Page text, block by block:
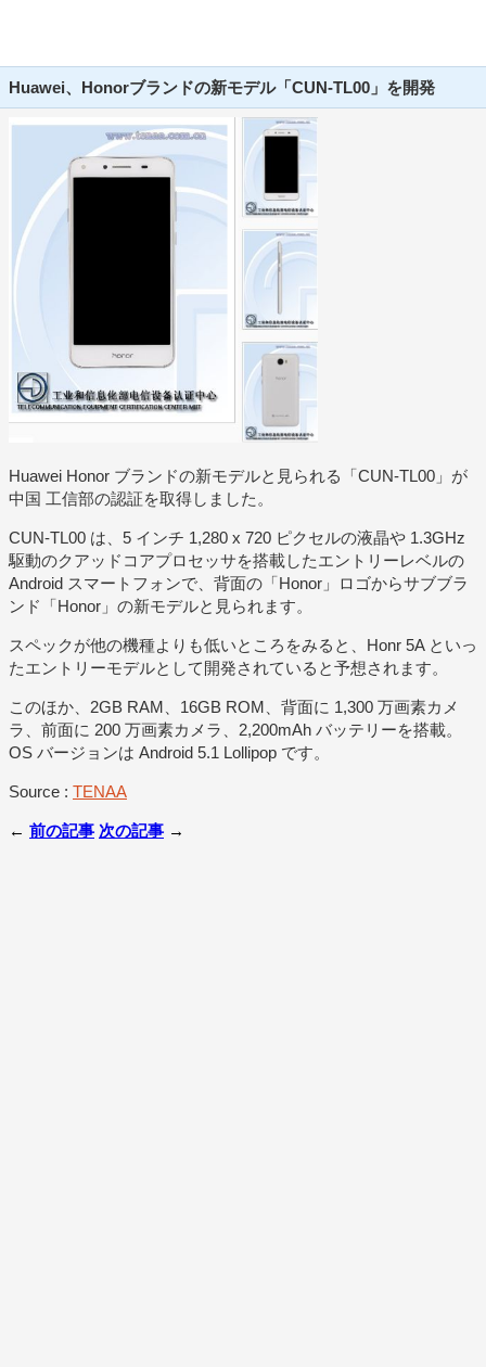
Huawei、Honorブランドの新モデル「CUN-TL00」を開発
Huawei Honor ブランドの新モデルと見られる「CUN-TL00」が
中国 工信部の認証を取得しました。
CUN-TL00 は、5 インチ 1,280 x 720 ピクセルの液晶や 1.3GHz
駆動のクアッドコアプロセッサを搭載したエントリーレベルの
Android スマートフォンで、背面の「Honor」ロゴからサブブラ
ンド「Honor」の新モデルと見られます。
スペックが他の機種よりも低いところをみると、Honr 5A といっ
たエントリーモデルとして開発されていると予想されます。
このほか、2GB RAM、16GB ROM、背面に 1,300 万画素カメ
ラ、前面に 200 万画素カメラ、2,200mAh バッテリーを搭載。
OS バージョンは Android 5.1 Lollipop です。
Source : TENAA
← 前の記事 次の記事 →